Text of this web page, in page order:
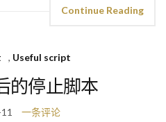
Continue Reading
, Useful script
的停止脚本
一条评论